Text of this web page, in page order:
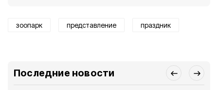
зоопарк представление праздник
Последние новости